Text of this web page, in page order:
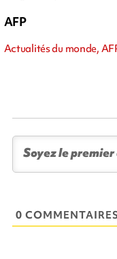
AFP
Actualités du monde,
0 COMMENTAIRES